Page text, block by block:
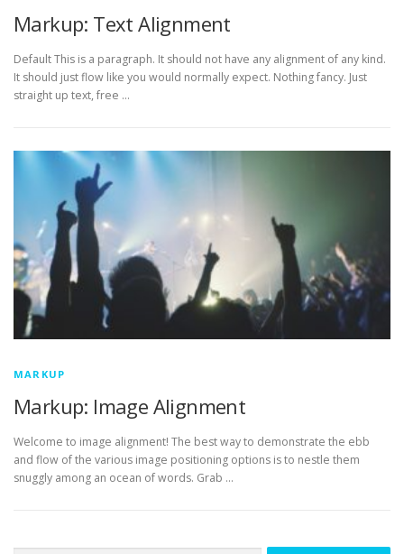
Markup: Text Alignment
Default This is a paragraph. It should not have any alignment of any kind.
It should just flow like you would normally expect. Nothing fancy. Just
straight up text, free …
MARKUP
Markup: Image Alignment
Welcome to image alignment! The best way to demonstrate the ebb
and flow of the various image positioning options is to nestle them
snuggly among an ocean of words. Grab …